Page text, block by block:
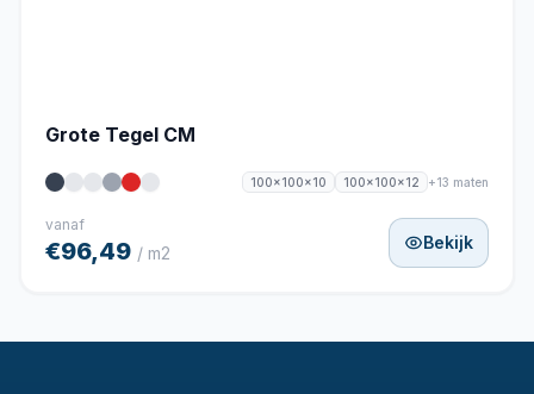
Grote Tegel CM
100x100x10 100x100x12 +13 maten
vanaf
€96,49 / m2
Bekijk